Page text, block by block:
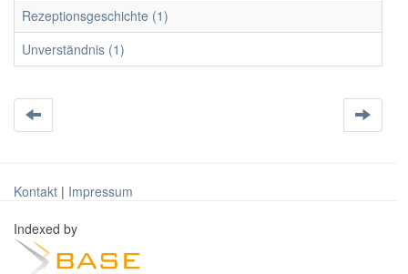
Rezeptionsgeschichte (1)
Unverständnis (1)
Kontakt | Impressum
Indexed by